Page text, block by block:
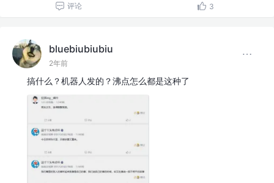
评论 3
bluebiubiubiu
2年前
搞什么？机器人发的？沸点怎么都是这种了